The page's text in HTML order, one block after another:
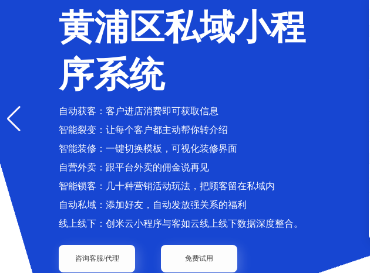
黄浦区私域小程
序系统
自动获客：客户进店消费即可获取信息
智能裂变：让每个客户都主动帮你转介绍
智能装修：一键切换模板，可视化装修界面
自营外卖：跟平台外卖的佣金说再见
智能锁客：几十种营销活动玩法，把顾客留在私域内
自动私域：添加好友，自动发放强关系的福利
线上线下：创米云小程序与客如云线上线下数据深度整合。
咨询客服/代理 免费试用